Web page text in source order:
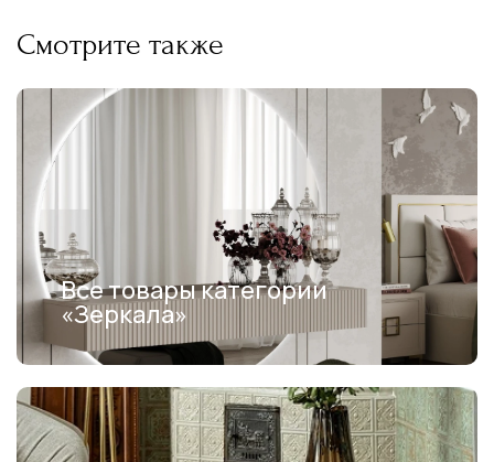
Смотрите также
Все товары категории
«Зеркала»